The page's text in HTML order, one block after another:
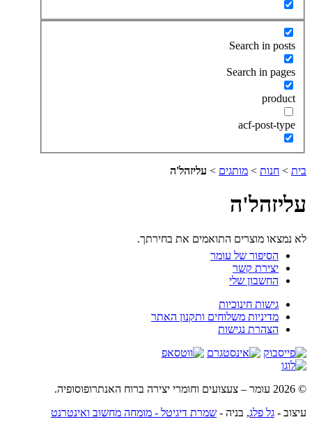
Search in posts
Search in pages
product
acf-post-type
בית > חנות > מותגים > עליזהל'ה
עליזהל'ה
לא נמצאו מוצרים התואמים את בחירתך.
הסיפור של עומר
יצירת קשר
החשבון שלי
גישות חינוכיות
מדיניות משלוחים ותקנון האתר
הצהרת נגישות
© 2026 עומר – צעצועים וחומרי יצירה ברוח האנתרופוסופיה.
עיצוב - גל פלג, בניה - שמרת דיגיטל - מומחה מחשוב ואינטרנט